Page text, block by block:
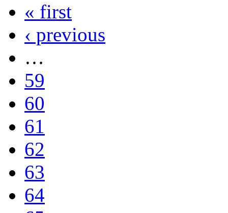
« first
‹ previous
…
59
60
61
62
63
64